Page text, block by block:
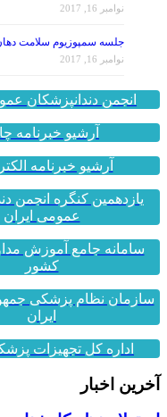
نوامبر 16, 2017
جلسه سمپوزیوم سلامت
نوامبر 16, 2017
انجمن دندانپزشکان
آرشیو خبرنامه
آرشیو خبرنامه
یازدهمین کنگره انجمن
عمومی ایران
سامانه جامع آموزش
کشور
سازمان نظام پزشکی
ایران
اداره کل تجهیزات
آخرین اخبار